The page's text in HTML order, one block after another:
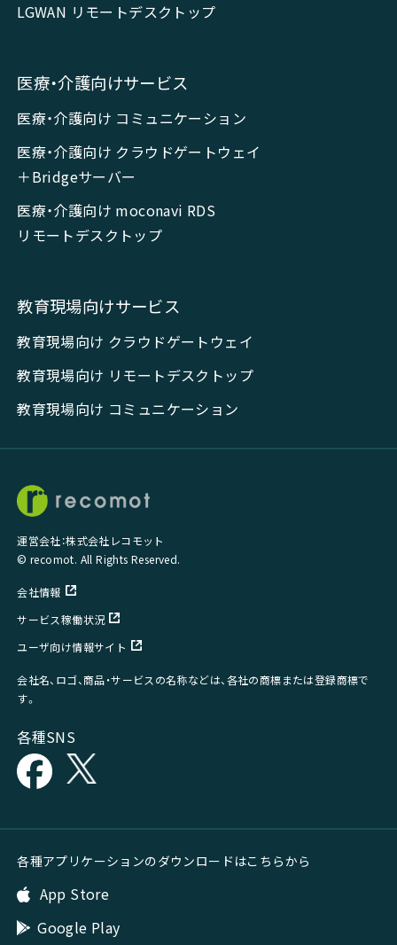
LGWAN リモートデスクトップ
医療・介護向けサービス
医療・介護向け コミュニケーション
医療・介護向け クラウドゲートウェイ
＋Bridgeサーバー
医療・介護向け moconavi RDS
リモートデスクトップ
教育現場向けサービス
教育現場向け クラウドゲートウェイ
教育現場向け リモートデスクトップ
教育現場向け コミュニケーション
運営会社：株式会社レコモット
© recomot. All Rights Reserved.
会社情報
サービス稼働状況
ユーザ向け情報サイト
会社名、ロゴ、商品・サービスの名称などは、各社の商標または登録商標で
す。
各種SNS
各種アプリケーションのダウンロードはこちらから
App Store
Google Play